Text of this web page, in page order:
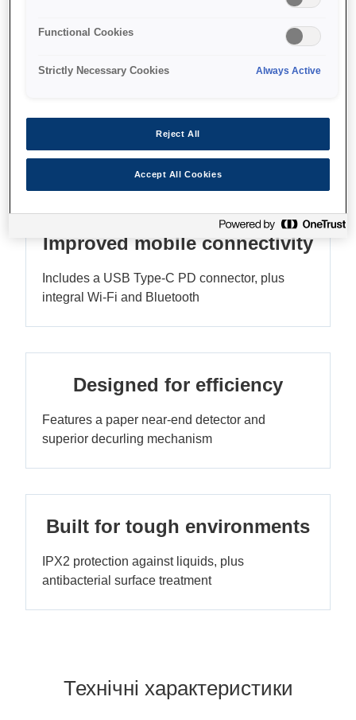
Stylish, all-new design
Ultra-compact, sleek, reliable and affordable
Improved mobile connectivity
Includes a USB Type-C PD connector, plus
integral Wi-Fi and Bluetooth
Designed for efficiency
Features a paper near-end detector and
superior decurling mechanism
Built for tough environments
IPX2 protection against liquids, plus
antibacterial surface treatment
Технічні характеристики
Functional Cookies
Strictly Necessary Cookies Always Active
Reject All
Accept All Cookies